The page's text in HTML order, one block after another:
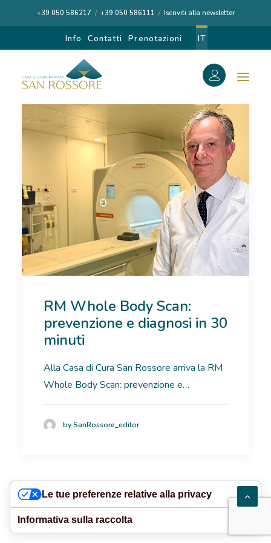
+39 050 586217 / +39 050 586111 / Iscriviti alla newsletter
Info Contatti Prenotazioni IT
Search
CASA DI CURA
I NOSTRI MEDICI
DIAGNOSI E CURA
PATOLOGIE
FORMAZIONE
RM Whole Body Scan:
prevenzione e diagnosi in 30
minuti
Alla Casa di Cura San Rossore arriva la RM
Whole Body Scan: prevenzione e…
by SanRossore_editor
Le tue preferenze relative alla privacy
Informativa sulla raccolta